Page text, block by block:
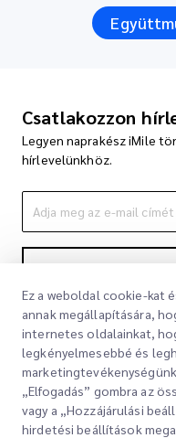
Csatlakozzon
Legyen naprakész iMile
hírlevelünkhöz.
A feliratkozással elfogadja
nyilatkozat
Ez a weboldal cookie-kat
annak megállapítására,
internetes oldalainkat,
legkényelmesebbé és
„Elfogadás” gombra az
vagy a „Hozzájárulási
hirdetési beállítások